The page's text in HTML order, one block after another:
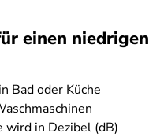
einen niedrigen
Bad oder Küche
in Dezibel (dB)